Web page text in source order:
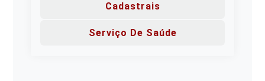
Cadastrais
Serviço De Saúde